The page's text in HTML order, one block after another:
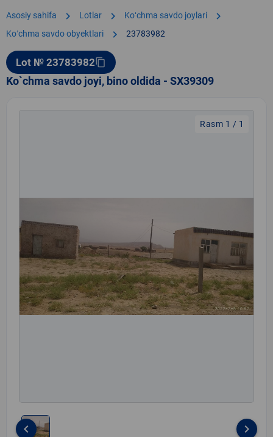
Asosiy sahifa chevron_right Lotlar chevron_right Koʻchma savdo joylari chevron_right
Koʻchma savdo obyektlari chevron_right 23783982
Lot № 23783982content_copy
Ko`chma savdo joyi, bino oldida - SX39309
Rasm 1 / 1
keyboard_arrow_left keyboard_arrow_right